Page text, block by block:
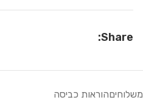
Share:
משלוחיםהוראות כביסה